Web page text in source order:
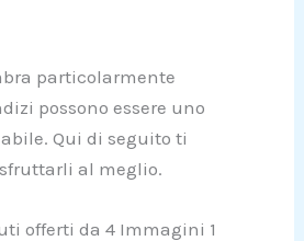
particolarmente
possono essere uno
Qui di seguito ti
al meglio.
offerti da 4 Immagini 1